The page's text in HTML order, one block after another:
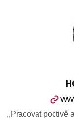
,,Pracovat poctivě